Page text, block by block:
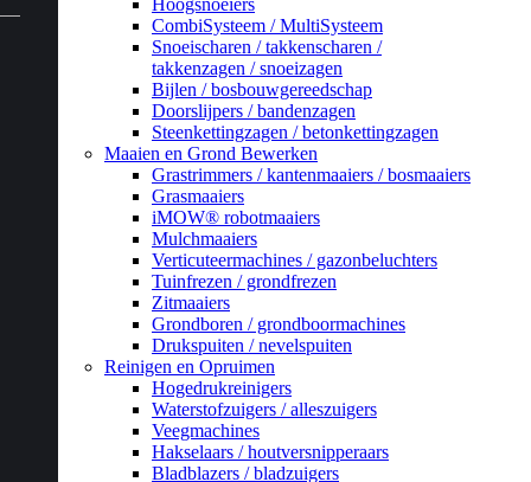
Hoogsnoeiers
CombiSysteem / MultiSysteem
Snoeischaren / takkenscharen /
takkenzagen / snoeizagen
Bijlen / bosbouwgereedschap
Doorslijpers / bandenzagen
Steenkettingzagen / betonkettingzagen
Maaien en Grond Bewerken
Grastrimmers / kantenmaaiers / bosmaaiers
Grasmaaiers
iMOW® robotmaaiers
Mulchmaaiers
Verticuteermachines / gazonbeluchters
Tuinfrezen / grondfrezen
Zitmaaiers
Grondboren / grondboormachines
Drukspuiten / nevelspuiten
Reinigen en Opruimen
Hogedrukreinigers
Waterstofzuigers / alleszuigers
Veegmachines
Hakselaars / houtversnipperaars
Bladblazers / bladzuigers